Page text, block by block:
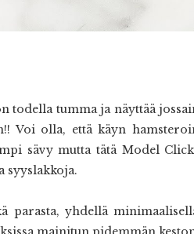
todella tumma ja näyttää
Voi olla, että käyn
sävy mutta tätä Model
syyslakkoja.
parasta, yhdellä